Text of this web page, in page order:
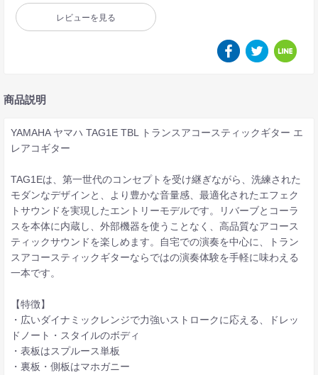
レビューを見る
商品説明
YAMAHA ヤマハ TAG1E TBL トランスアコースティックギター エ
レアコギター
TAG1Eは、第一世代のコンセプトを受け継ぎながら、洗練された
モダンなデザインと、より豊かな音量感、最適化されたエフェク
トサウンドを実現したエントリーモデルです。リバーブとコーラ
スを本体に内蔵し、外部機器を使うことなく、高品質なアコース
ティックサウンドを楽しめます。自宅での演奏を中心に、トラン
スアコースティックギターならではの演奏体験を手軽に味わえる
一本です。
【特徴】
・広いダイナミックレンジで力強いストロークに応える、ドレッ
ドノート・スタイルのボディ
・表板はスプルース単板
・裏板・側板はマホガニー